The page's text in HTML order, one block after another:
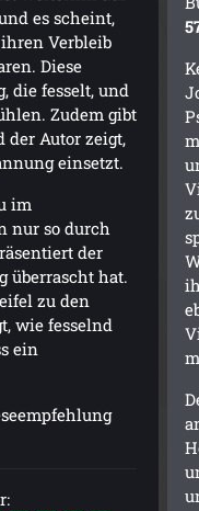
es scheint,
Verbleib
Diese
die fesselt, und
Zudem gibt
der Autor zeigt,
einsetzt.
im
nur so durch
der
überrascht hat.
zu den
wie fesselnd
ein